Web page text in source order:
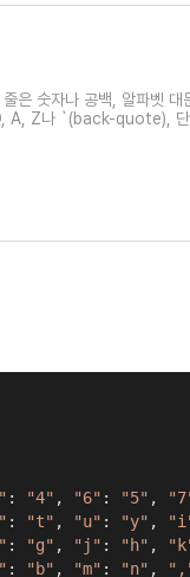
은 숫자나 공백, 알파벳 대
A, Z나 `(back-quote), 단
: "4" , "6" : "5" ,
: "t" , "u" : "y" ,
: "g" , "j" : "h" ,
: "b" , "m" : "n" ,